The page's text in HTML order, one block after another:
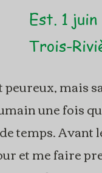
Est. 1
Trois-
peureux, mais
une fois
temps. Avant
et me faire